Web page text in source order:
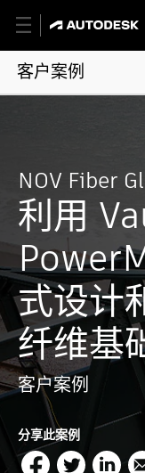
客户案例
NOV Fiber
利用
式设计
纤维基
客户案例
分享此案例